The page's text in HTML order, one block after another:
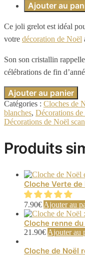
Ajouter au
Ce joli grelot est idéal
votre décoration de Noël
Son son cristallin
célébrations de fin
Ajouter au panier
Catégories : Cloches de
blanches, Décorations
Décorations de Noël
Produits
Cloche Verte de
7.90€ Ajouter au
Cloche renne
21.90€ Ajouter au
Cloche de Noël